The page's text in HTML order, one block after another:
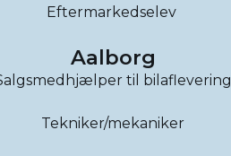
Eftermarkedselev
Aalborg
til bilaflevering
Tekniker/mekaniker